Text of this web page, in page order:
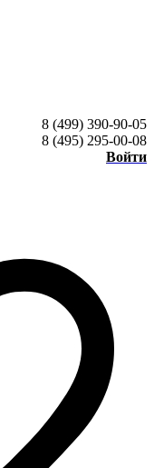
8 (499) 390-90-05
8 (495) 295-00-08
Войти